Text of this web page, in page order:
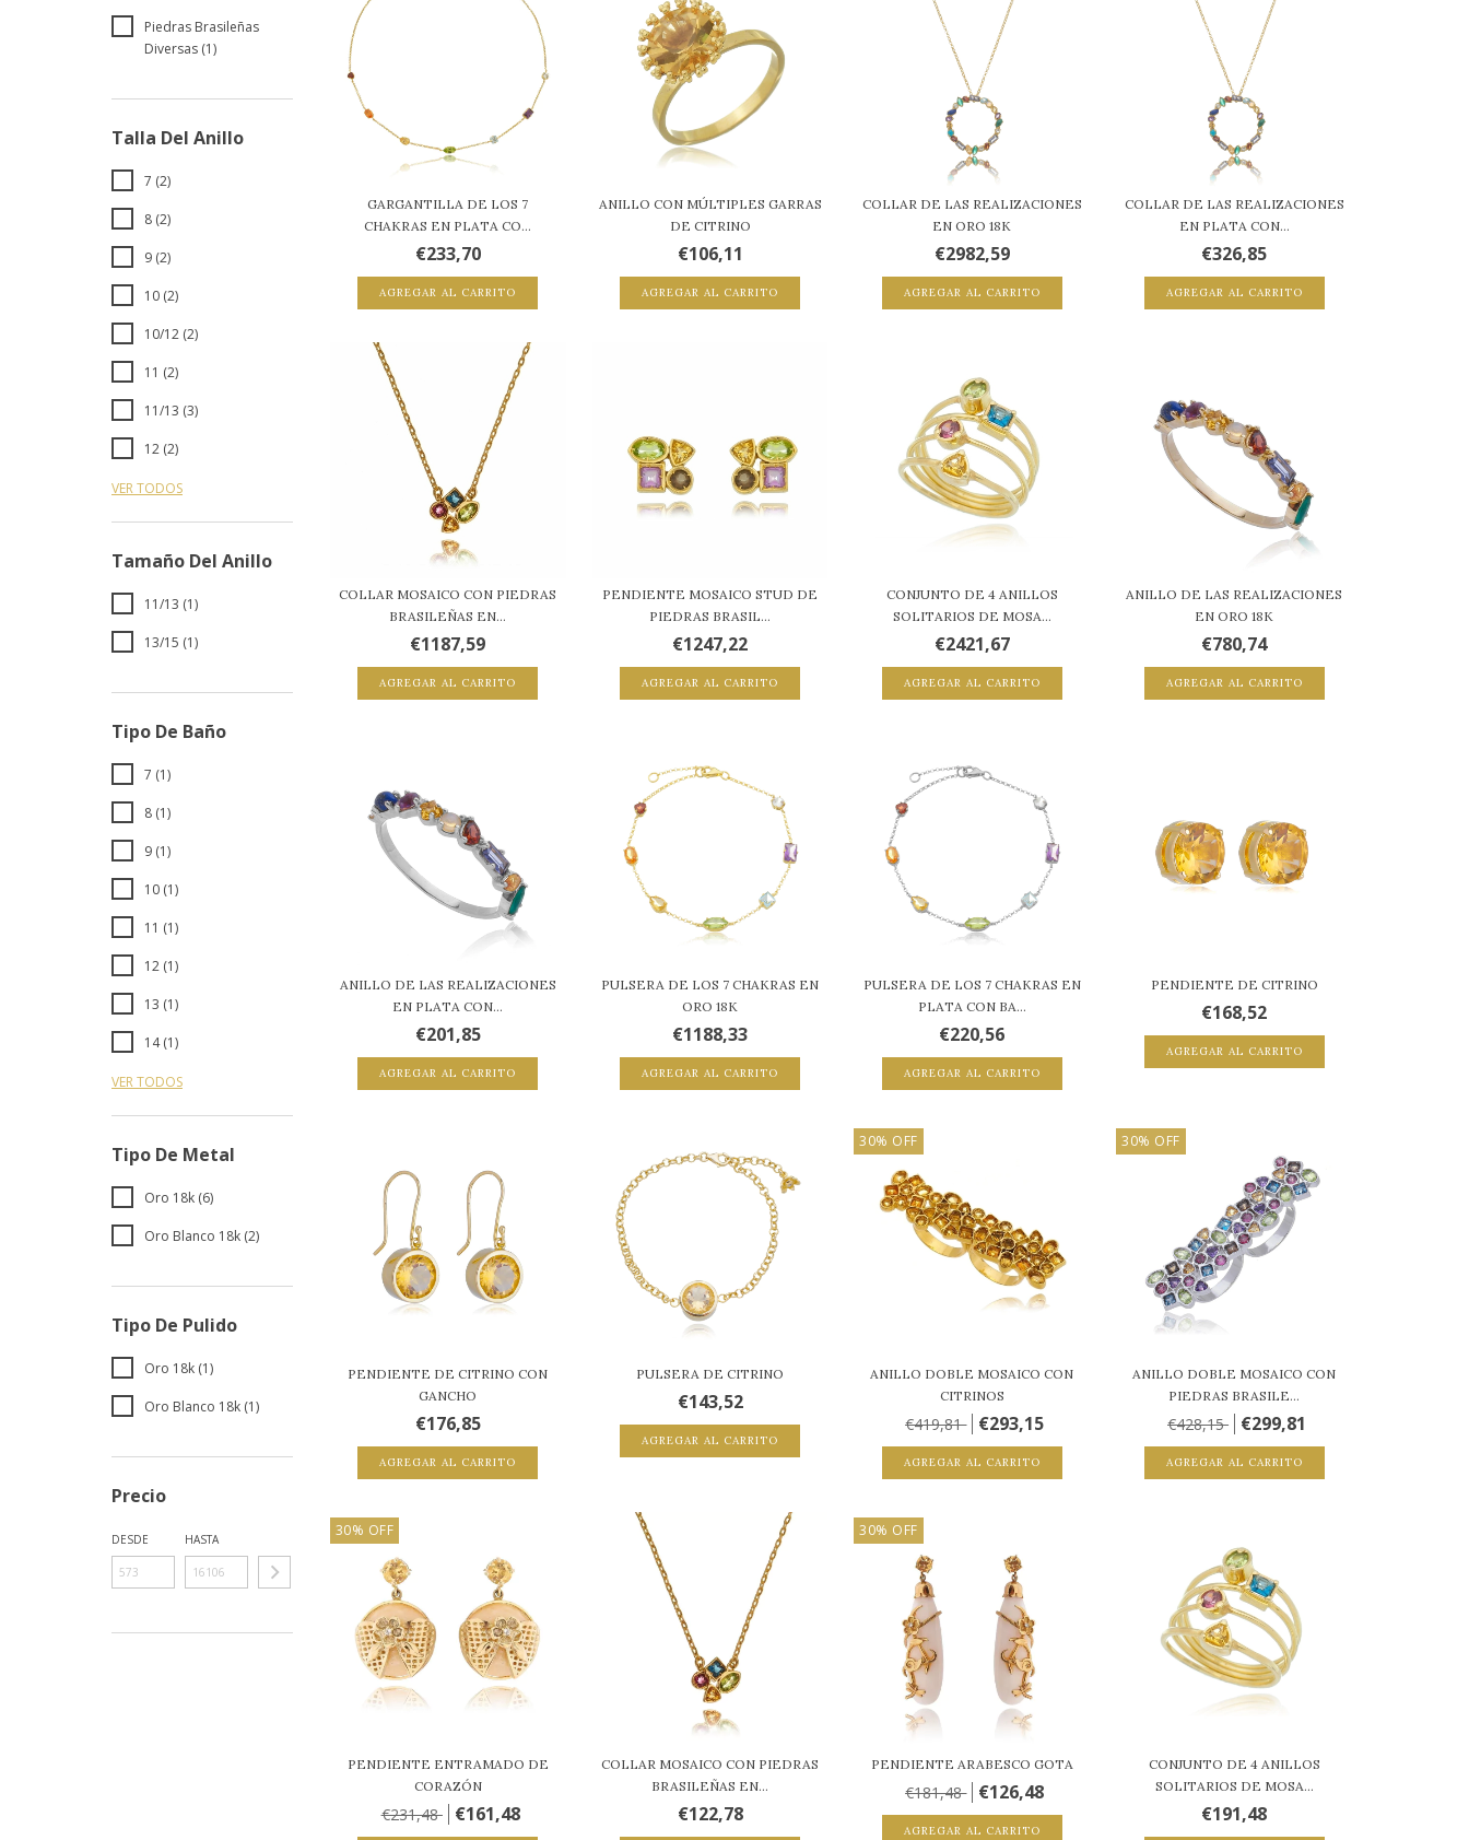
Piedras Brasileñas
Diversas (1)
Talla Del Anillo
7 (2)
8 (2)
9 (2)
10 (2)
10/12 (2)
11 (2)
11/13 (3)
12 (2)
VER TODOS
Tamaño Del Anillo
11/13 (1)
13/15 (1)
Tipo De Baño
7 (1)
8 (1)
9 (1)
10 (1)
11 (1)
12 (1)
13 (1)
14 (1)
VER TODOS
Tipo De Metal
Oro 18k (6)
Oro Blanco 18k (2)
Tipo De Pulido
Oro 18k (1)
Oro Blanco 18k (1)
Precio
DESDE HASTA
GARGANTILLA DE LOS 7
CHAKRAS EN PLATA CO...
€233,70
AGREGAR AL CARRITO
ANILLO CON MÚLTIPLES GARRAS
DE CITRINO
€106,11
AGREGAR AL CARRITO
COLLAR DE LAS REALIZACIONES
EN ORO 18K
€2982,59
AGREGAR AL CARRITO
COLLAR DE LAS REALIZACIONES
EN PLATA CON...
€326,85
AGREGAR AL CARRITO
COLLAR MOSAICO CON PIEDRAS
BRASILEÑAS EN...
€1187,59
AGREGAR AL CARRITO
PENDIENTE MOSAICO STUD DE
PIEDRAS BRASIL...
€1247,22
AGREGAR AL CARRITO
CONJUNTO DE 4 ANILLOS
SOLITARIOS DE MOSA...
€2421,67
AGREGAR AL CARRITO
ANILLO DE LAS REALIZACIONES
EN ORO 18K
€780,74
AGREGAR AL CARRITO
ANILLO DE LAS REALIZACIONES
EN PLATA CON...
€201,85
AGREGAR AL CARRITO
PULSERA DE LOS 7 CHAKRAS EN
ORO 18K
€1188,33
AGREGAR AL CARRITO
PULSERA DE LOS 7 CHAKRAS EN
PLATA CON BA...
€220,56
AGREGAR AL CARRITO
PENDIENTE DE CITRINO
€168,52
AGREGAR AL CARRITO
PENDIENTE DE CITRINO CON
GANCHO
€176,85
AGREGAR AL CARRITO
PULSERA DE CITRINO
€143,52
AGREGAR AL CARRITO
30% OFF
ANILLO DOBLE MOSAICO CON
CITRINOS
€419,81 €293,15
AGREGAR AL CARRITO
30% OFF
ANILLO DOBLE MOSAICO CON
PIEDRAS BRASILE...
€428,15 €299,81
AGREGAR AL CARRITO
30% OFF
PENDIENTE ENTRAMADO DE
CORAZÓN
€231,48 €161,48
COLLAR MOSAICO CON PIEDRAS
BRASILEÑAS EN...
€122,78
30% OFF
PENDIENTE ARABESCO GOTA
€181,48 €126,48
AGREGAR AL CARRITO
CONJUNTO DE 4 ANILLOS
SOLITARIOS DE MOSA...
€191,48